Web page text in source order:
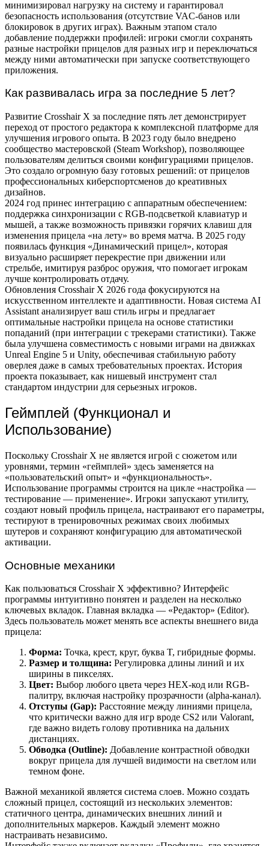
минимизировал нагрузку на систему и гарантировал
безопасность использования (отсутствие VAC-банов или
блокировок в других играх). Важным этапом стало
добавление поддержки профилей: игроки смогли сохранять
разные настройки прицелов для разных игр и переключаться
между ними автоматически при запуске соответствующего
приложения.
Как развивалась игра за последние 5 лет?
Развитие Crosshair X за последние пять лет демонстрирует
переход от простого редактора к комплексной платформе для
улучшения игрового опыта. В 2023 году было внедрено
сообщество мастеровской (Steam Workshop), позволяющее
пользователям делиться своими конфигурациями прицелов.
Это создало огромную базу готовых решений: от прицелов
профессиональных киберспортсменов до креативных
дизайнов.
2024 год принес интеграцию с аппаратным обеспечением:
поддержка синхронизации с RGB-подсветкой клавиатур и
мышей, а также возможность привязки горячих клавиш для
изменения прицела «на лету» во время матча. В 2025 году
появилась функция «Динамический прицел», которая
визуально расширяет перекрестие при движении или
стрельбе, имитируя разброс оружия, что помогает игрокам
лучше контролировать отдачу.
Обновления Crosshair X 2026 года фокусируются на
искусственном интеллекте и адаптивности. Новая система AI
Assistant анализирует ваш стиль игры и предлагает
оптимальные настройки прицела на основе статистики
попаданий (при интеграции с трекерами статистики). Также
была улучшена совместимость с новыми играми на движках
Unreal Engine 5 и Unity, обеспечивая стабильную работу
оверлея даже в самых требовательных проектах. История
проекта показывает, как нишевый инструмент стал
стандартом индустрии для серьезных игроков.
Геймплей (Функционал и
Использование)
Поскольку Crosshair X не является игрой с сюжетом или
уровнями, термин «геймплей» здесь заменяется на
«пользовательский опыт» и «функциональность».
Использование программы строится на цикле «настройка —
тестирование — применение». Игроки запускают утилиту,
создают новый профиль прицела, настраивают его параметры,
тестируют в тренировочных режимах своих любимых
шутеров и сохраняют конфигурацию для автоматической
активации.
Основные механики
Как пользоваться Crosshair X эффективно? Интерфейс
программы интуитивно понятен и разделен на несколько
ключевых вкладок. Главная вкладка — «Редактор» (Editor).
Здесь пользователь может менять все аспекты внешнего вида
прицела:
Форма: Точка, крест, круг, буква T, гибридные формы.
Размер и толщина: Регулировка длины линий и их
ширины в пикселях.
Цвет: Выбор любого цвета через HEX-код или RGB-
палитру, включая настройку прозрачности (alpha-канал).
Отступы (Gap): Расстояние между линиями прицела,
что критически важно для игр вроде CS2 или Valorant,
где важно видеть голову противника на дальних
дистанциях.
Обводка (Outline): Добавление контрастной обводки
вокруг прицела для лучшей видимости на светлом или
темном фоне.
Важной механикой является система слоев. Можно создать
сложный прицел, состоящий из нескольких элементов:
статичного центра, динамических внешних линий и
дополнительных маркеров. Каждый элемент можно
настраивать независимо.